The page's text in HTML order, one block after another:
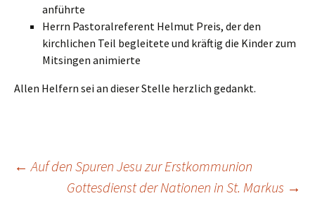
anführte
Herrn Pastoralreferent Helmut Preis, der den
kirchlichen Teil begleitete und kräftig die Kinder zum
Mitsingen animierte
Allen Helfern sei an dieser Stelle herzlich gedankt.
Beitragsnavigation
← Auf den Spuren Jesu zur Erstkommunion
Gottesdienst der Nationen in St. Markus →